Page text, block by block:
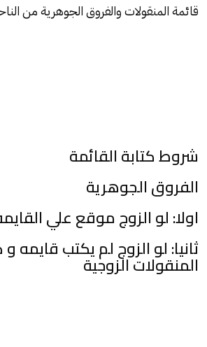
قائمة المنقولات والفروق الجوهرية من
شروط كتابة القائمة
الفروق الجوهرية
اولا: لو الزوج موقع علي
ثانيا: لو الزوج لم يكتب قايمه
المنقولات الزوجية